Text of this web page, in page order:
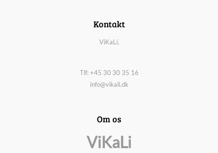
Kontakt
ViKaLi,
Tlf: +45 30 30 35 16
info@vikali.dk
Om os
ViKaLi